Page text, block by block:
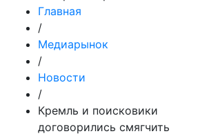
Главная
/
Медиарынок
/
Новости
/
Кремль и поисковики
договорились смягчить